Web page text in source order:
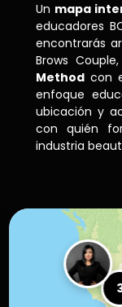
Un mapa
educadores
encontrarás
Brows
Method con
enfoque
ubicación y
con quién
industria